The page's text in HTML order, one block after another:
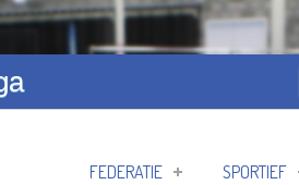
FEDERATIE SPORTIEF